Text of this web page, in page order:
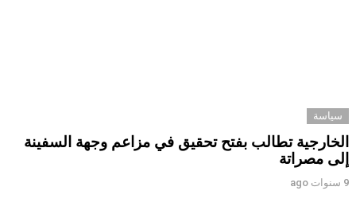
سياسة
الخارجية تطالب بفتح تحقيق في مزاعم وجهة السفينة
إلى مصراتة
9 سنوات ago